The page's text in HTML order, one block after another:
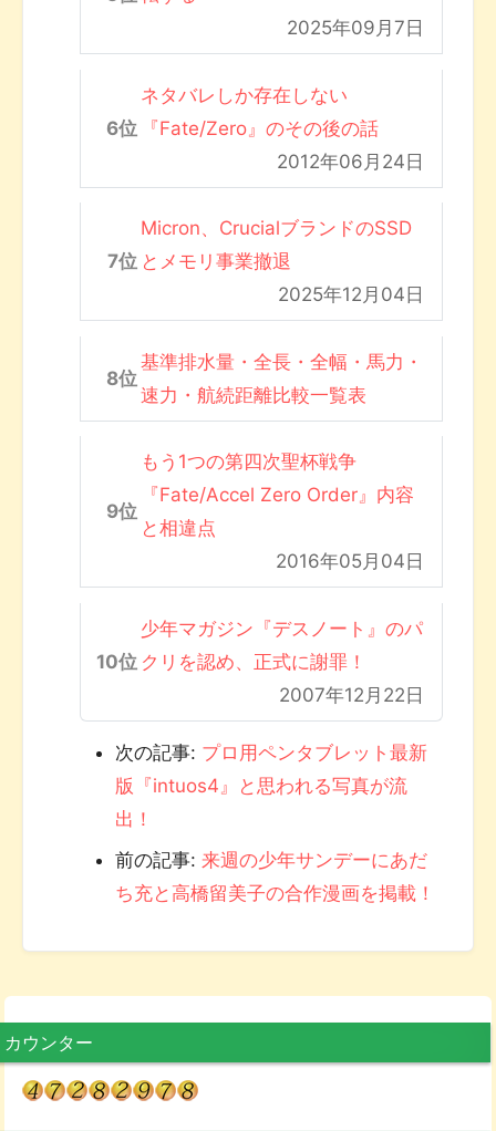
2025年09月7日
ネタバレしか存在しない
『Fate/Zero』のその後の話
2012年06月24日
Micron、CrucialブランドのSSD
とメモリ事業撤退
2025年12月04日
基準排水量・全長・全幅・馬力・
速力・航続距離比較一覧表
もう1つの第四次聖杯戦争
『Fate/Accel Zero Order』内容
と相違点
2016年05月04日
少年マガジン『デスノート』のパ
クリを認め、正式に謝罪！
2007年12月22日
次の記事: プロ用ペンタブレット最新
版『intuos4』と思われる写真が流
出！
前の記事: 来週の少年サンデーにあだ
ち充と高橋留美子の合作漫画を掲載！
カウンター